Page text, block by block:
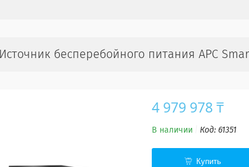
Источник бесперебойного питания APC
4 979 978 ₸
В наличии Код: 61351
Купить